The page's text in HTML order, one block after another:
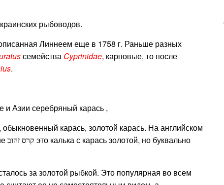
рыбоводов.
Линнеем еще в 1758 г. Раньше разных
семейства Cyprinidae, карповые, то после
.
Азии серебряный карась ,
карась, золотой карась. На английском
это калька с карась золотой, но буквально
за золотой рыбкой. Это популярная во всем